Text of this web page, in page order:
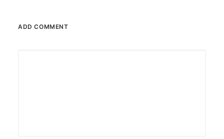
ADD COMMENT